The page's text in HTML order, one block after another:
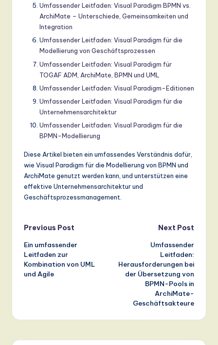
Umfassender Leitfaden: Visual Paradigm BPMN vs.
ArchiMate – Unterschiede, Gemeinsamkeiten und
Integration
Umfassender Leitfaden: Visual Paradigm für die
Modellierung von Geschäftsprozessen
Umfassender Leitfaden: Visual Paradigm für
TOGAF ADM, ArchiMate, BPMN und UML
Umfassender Leitfaden: Visual Paradigm-Editionen
Umfassender Leitfaden: Visual Paradigm für die
Unternehmensarchitektur
Umfassender Leitfaden: Visual Paradigm für die
BPMN-Modellierung
Diese Artikel bieten ein umfassendes Verständnis dafür,
wie Visual Paradigm für die Modellierung von BPMN und
ArchiMate genutzt werden kann, und unterstützen eine
effektive Unternehmensarchitektur und
Geschäftsprozessmanagement.
Post
navigation
Previous Post
Ein umfassender
Leitfaden zur
Kombination von UML
und Agile
Next Post
Umfassender
Leitfaden:
Herausforderungen bei
der Übersetzung von
BPMN-Pools in
ArchiMate-
Geschäftsakteure